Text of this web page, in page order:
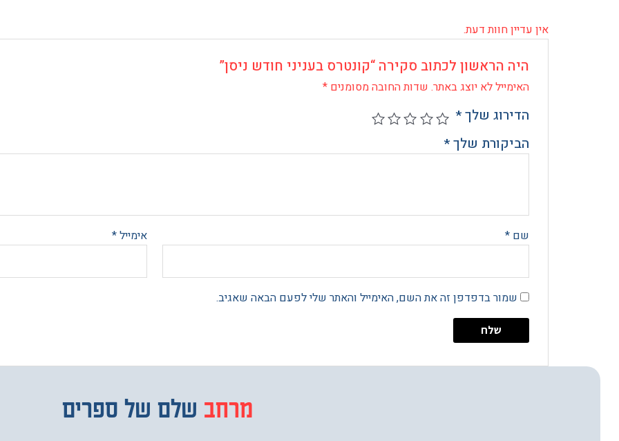
אין עדיין חוות דעת.
היה הראשון לכתוב סקירה “קונטרס בעניני חודש ניסן”
האימייל לא יוצג באתר. שדות החובה מסומנים *
הדירוג שלך*
הביקורת שלך*
שם * אימייל*
שמור בדפדפן זה את השם, האימייל והאתר שלי לפעם הבאה שאגיב.
מבחר שלם של ספרים